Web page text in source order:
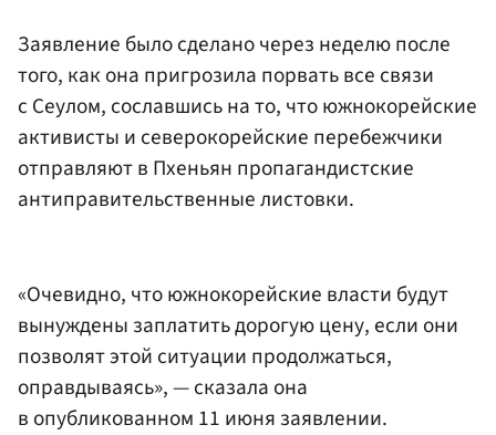
Заявление было сделано через неделю после
того, как она пригрозила порвать все связи
с Сеулом, сославшись на то, что южнокорейские
активисты и северокорейские перебежчики
отправляют в Пхеньян пропагандистские
антиправительственные листовки.
«Очевидно, что южнокорейские власти будут
вынуждены заплатить дорогую цену, если они
позволят этой ситуации продолжаться,
оправдываясь», — сказала она
в опубликованном 11 июня заявлении.